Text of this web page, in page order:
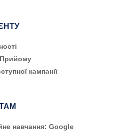
кампанії
навчання: Google